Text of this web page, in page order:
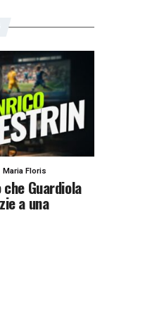
Maria Floris
Guardiola
a una